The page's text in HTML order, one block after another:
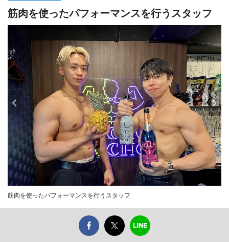
筋肉を使ったパフォーマンスを行うスタッフ
筋肉を使ったパフォーマンスを行うスタッフ